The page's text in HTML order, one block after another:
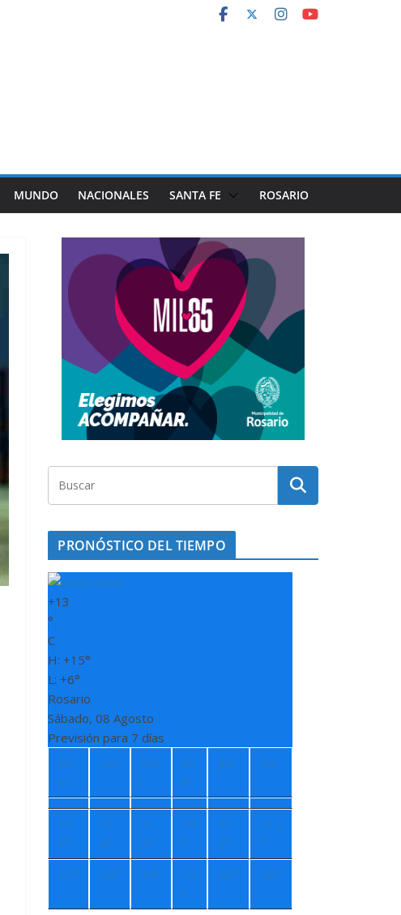
MUNDO NACIONALES SANTA FE ROSARIO
PRONÓSTICO DEL TIEMPO
+13
°
C
H:+15°
L:+6°
Rosario
Sábado, 08 Agosto
Previsión para 7 días
Do
m
Lun
Ma
r
Mi
é
Jue Vie
+1
7°
+1
4°
+1
3°
+9
°
+1
2°
+12
°
+5° +4° +4° +7
°
+8° +8°